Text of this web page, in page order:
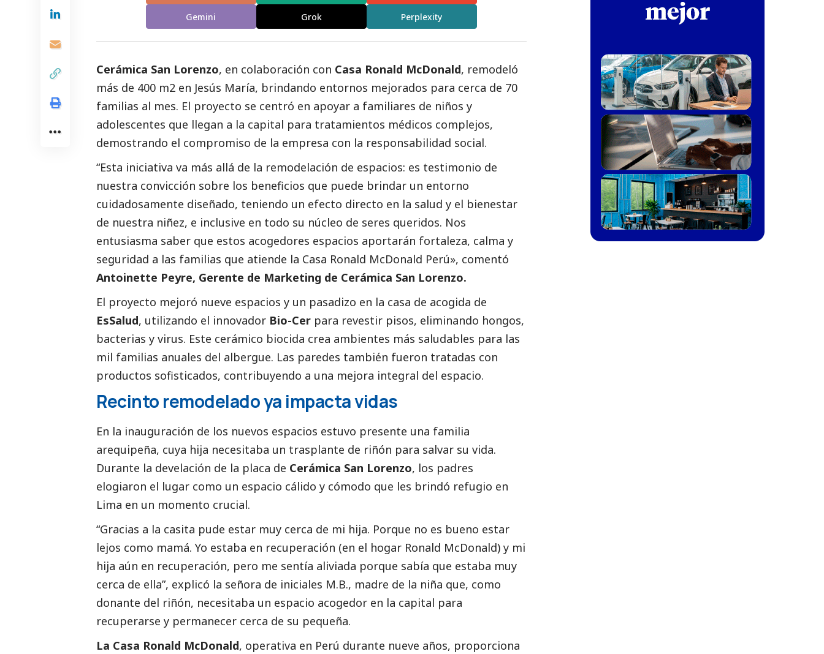
Gemini Grok Perplexity
Cerámica San Lorenzo, en colaboración con Casa Ronald McDonald, remodeló
más de 400 m2 en Jesús María, brindando entornos mejorados para cerca de 70
familias al mes. El proyecto se centró en apoyar a familiares de niños y
adolescentes que llegan a la capital para tratamientos médicos complejos,
demostrando el compromiso de la empresa con la responsabilidad social.
“Esta iniciativa va más allá de la remodelación de espacios: es testimonio de
nuestra convicción sobre los beneficios que puede brindar un entorno
cuidadosamente diseñado, teniendo un efecto directo en la salud y el bienestar
de nuestra niñez, e inclusive en todo su núcleo de seres queridos. Nos
entusiasma saber que estos acogedores espacios aportarán fortaleza, calma y
seguridad a las familias que atiende la Casa Ronald McDonald Perú», comentó
Antoinette Peyre, Gerente de Marketing de Cerámica San Lorenzo.
El proyecto mejoró nueve espacios y un pasadizo en la casa de acogida de
EsSalud, utilizando el innovador Bio-Cer para revestir pisos, eliminando hongos,
bacterias y virus. Este cerámico biocida crea ambientes más saludables para las
mil familias anuales del albergue. Las paredes también fueron tratadas con
productos sofisticados, contribuyendo a una mejora integral del espacio.
Recinto remodelado ya impacta vidas
En la inauguración de los nuevos espacios estuvo presente una familia
arequipeña, cuya hija necesitaba un trasplante de riñón para salvar su vida.
Durante la develación de la placa de Cerámica San Lorenzo, los padres
elogiaron el lugar como un espacio cálido y cómodo que les brindó refugio en
Lima en un momento crucial.
“Gracias a la casita pude estar muy cerca de mi hija. Porque no es bueno estar
lejos como mamá. Yo estaba en recuperación (en el hogar Ronald McDonald) y mi
hija aún en recuperación, pero me sentía aliviada porque sabía que estaba muy
cerca de ella”, explicó la señora de iniciales M.B., madre de la niña que, como
donante del riñón, necesitaba un espacio acogedor en la capital para
recuperarse y permanecer cerca de su pequeña.
La Casa Ronald McDonald, operativa en Perú durante nueve años, proporciona